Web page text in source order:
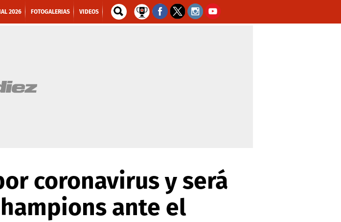
2026 FOTOGALERIAS VIDEOS
coronavirus y será
ante el